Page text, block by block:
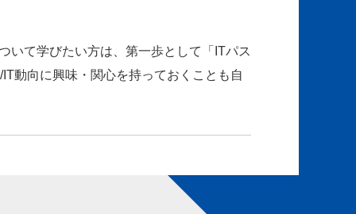
いて学びたい方は、第一歩として「ITパス
動向に興味・関心を持っておくことも自